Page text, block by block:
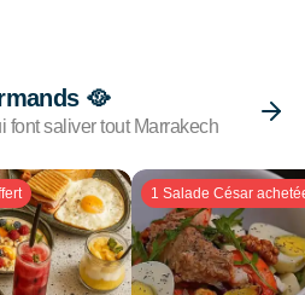
🥘
font saliver tout Marrakech
1 Salade César